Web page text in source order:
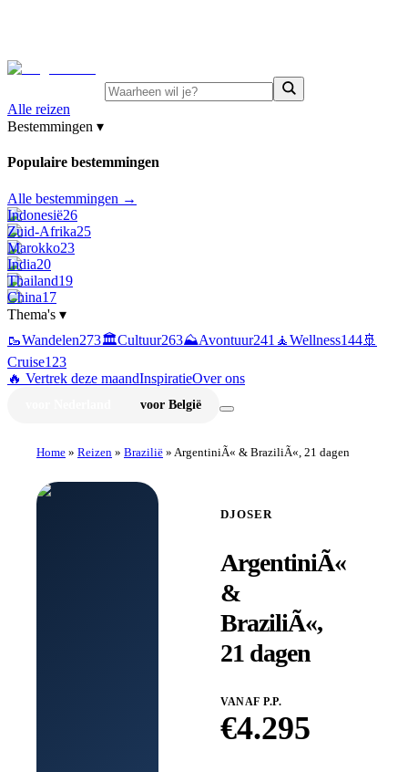
Alle reizen
Bestemmingen ▾
Populaire bestemmingen
Alle bestemmingen →
Indonesië26
Zuid-Afrika25
Marokko23
India20
Thailand19
China17
Thema's ▾
🥾Wandelen273🏛️Cultuur263⛰️Avontuur241 🧘Wellness144🚢
Cruise123
🔥 Vertrek deze maandInspiratieOver ons
voor België
Home » Reizen » Brazilië » ArgentiniÃ« & BraziliÃ«, 21 dagen
DJOSER
ArgentiniÃ«
&
BraziliÃ«,
21 dagen
VANAF P.P.
€4.295